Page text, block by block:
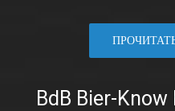
BdB Bier-Know